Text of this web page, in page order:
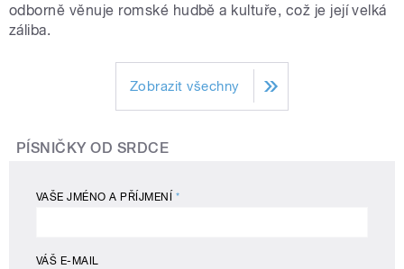
odborně věnuje romské hudbě a kultuře, což je její velká
záliba.
Zobrazit všechny
PÍSNIČKY OD SRDCE
VAŠE JMÉNO A PŘÍJMENÍ *
VÁŠ E-MAIL